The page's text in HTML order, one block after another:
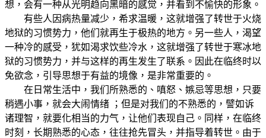
想，会有一种从光明趋向黑暗的感觉，并看到不愉快的形象。
有些人因病热量减少，希求温暖，这就增强了转世于火烧
地狱的习惯势力，他们就再生于极热的地方。另一些人，渴望
一种冷的感受，犹如渴求饮些冷水，这就增强了转世于寒冰地
狱的习惯势力，并与这样的再生发生了联系。因此在临终时以
免欲念，引导思想于有益的境像，是非常重要的。
在日常生活中，我们所熟悉的、嗔怒、嫉忌等思想，只要
稍遇小事，就会大闹情绪 ；但是对我们的不熟悉的，譬如诉
诸理智，就要化相当的力气，让他们表现自己。同样，在临终
时刻，长期熟悉的心态，往往抢先冒头，并指导着转世。由于